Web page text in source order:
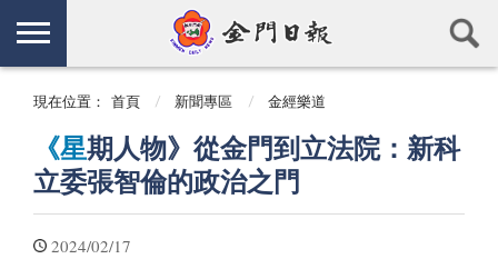
現在位置： 首頁 新聞專區 金經樂道
《星期人物》從金門到立法院：新科
立委張智倫的政治之門
2024/02/17